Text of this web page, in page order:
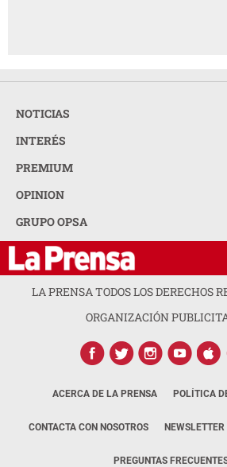
NOTICIAS
INTERÉS
PREMIUM
OPINION
GRUPO OPSA
LA PRENSA TODOS LOS DERECHOS
ORGANIZACIÓN
ACERCA DE LA PRENSA POLÍTICA
CONTACTA CON NOSOTROS NEWSLETTER
PREGUNTAS